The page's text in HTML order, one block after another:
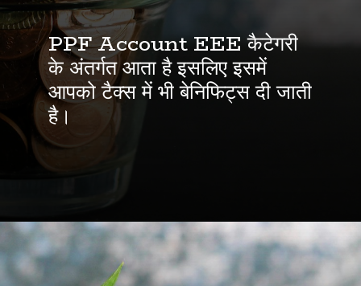
PPF Account EEE कैटेगरी
के अंतर्गत आता है इसलिए इसमें
आपको टैक्स में भी बेनिफिट्स दी जाती
है।